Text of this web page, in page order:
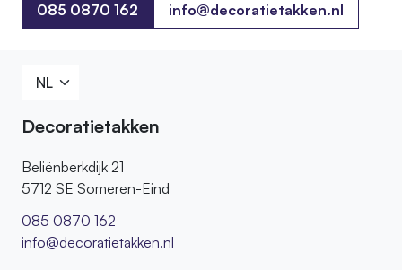
085 0870 162
085 0870 162
info@decoratietakken.nl
Decoratietakken
Beliënberkdijk 21
5712 SE Someren-Eind
085 0870 162
info@decoratietakken.nl